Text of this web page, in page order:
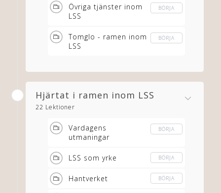
Övriga tjänster inom
LSS
BÖRJA
Tomglo - ramen inom
LSS
BÖRJA
Hjärtat i ramen inom LSS
22 Lektioner
Vardagens
utmaningar
BÖRJA
LSS som yrke BÖRJA
Hantverket BÖRJA